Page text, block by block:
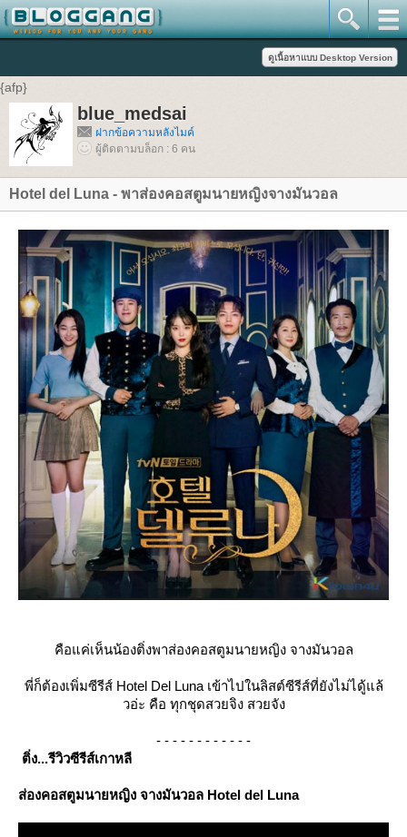
{afp}
blue_medsai
ฝากข้อความหลังไมค์
ผู้ติดตามบล็อก : 6 คน
Hotel del Luna - พาส่องคอสตูมนายหญิงจางมันวอล
คือแค่เห็นน้องติ่งพาส่องคอสตูมนายหญิง จางมันวอล
พี่ก็ต้องเพิ่มซีรีส์ Hotel Del Luna เข้าไปในลิสต์ซีรีส์ที่ยังไม่ไดู้แล้
วอ่ะ คือ ทุกชุดสวยจิง สวยจัง
- - - - - - - - - - - -
ติ่ง...รีวิวซีรีส์เกาหลี
ส่องคอสตูมนายหญิง จางมันวอล Hotel del Luna